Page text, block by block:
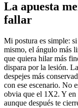
La apuesta
fallar
Mi postura es simple:
mismo, el ángulo más
que quiera hilar más
dispara por la lesión.
despejes más
con ese escenario. No
obvia que el 1X2. Y en
aunque después te